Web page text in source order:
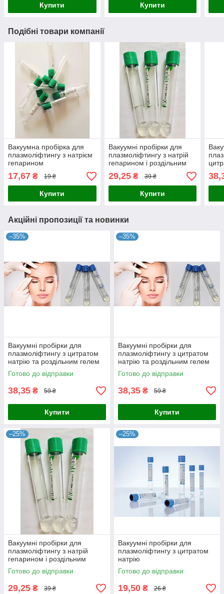
Купити Купити
Подібні товари компанії
Вакуумна пробірка для
плазмоліфтингу з натрієм
гепарином
17,67 ₴ 19 ₴
Купити
Вакуумні пробірки для
плазмоліфтингу з натрій
гепарином і роздільним
гелем
29,25₴ 39 ₴
Купити
Акційні пропозиції та новинки
–35%
Вакуумні пробірки для
плазмоліфтингу з цитратом
натрію та роздільним гелем
Готово до відправки
38,35 ₴ 59 ₴
Купити
–35%
Вакуумні пробірки для
плазмоліфтингу з цитратом
натрію та роздільним гелем
Готово до відправки
38,35 ₴ 59 ₴
Купити
–25%
Вакуумні пробірки для
плазмоліфтингу з натрій
гепарином і роздільним
гелем
Готово до відправки
29,25 ₴ 39 ₴
–25%
Вакуумні пробірки для
плазмоліфтингу з цитратом
натрію
Готово до відправки
19,50 ₴ 26 ₴